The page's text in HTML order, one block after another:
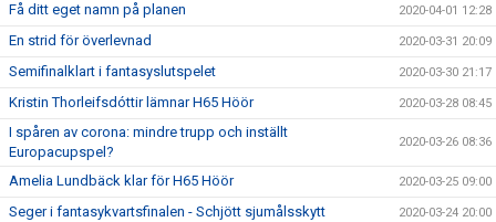
Få ditt eget namn på planen 2020-04-01 12:28
En strid för överlevnad 2020-03-31 20:09
Semifinalklart i fantasyslutspelet 2020-03-30 21:17
Kristin Thorleifsdóttir lämnar H65 Höör 2020-03-28 08:45
I spåren av corona: mindre trupp och inställt
Europacupspel?
2020-03-26 08:36
Amelia Lundbäck klar för H65 Höör 2020-03-25 09:00
Seger i fantasykvartsfinalen - Schjött sjumålsskytt 2020-03-24 20:00